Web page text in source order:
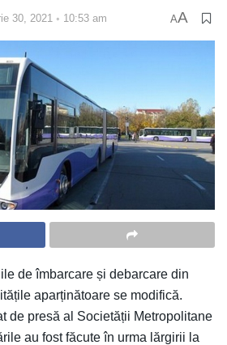
30, 2021 ◦ 10:53 am AA
de îmbarcare și debarcare din
aparținătoare se modifică.
de presă al Societății Metropolitane
au fost făcute în urma lărgirii la